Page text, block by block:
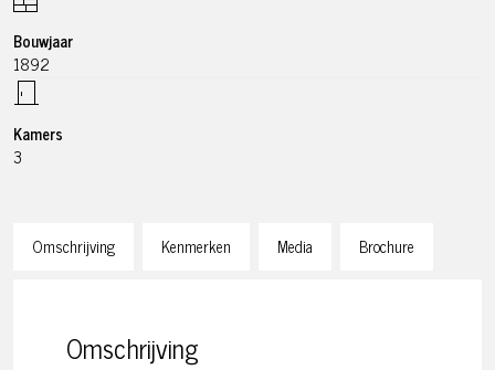
Omschrijving Kenmerken Media Brochure
Omschrijving
Bouwjaar
1892
Kamers
3